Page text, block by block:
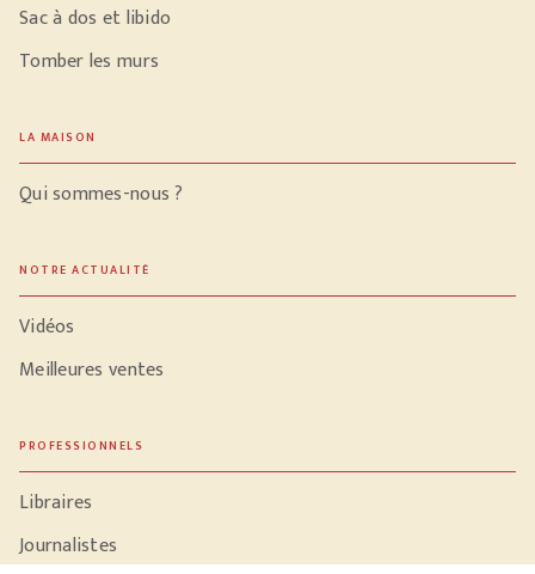
Sac à dos et libido
Tomber les murs
LA MAISON
Qui sommes-nous ?
NOTRE ACTUALITÉ
Vidéos
Meilleures ventes
PROFESSIONNELS
Libraires
Journalistes